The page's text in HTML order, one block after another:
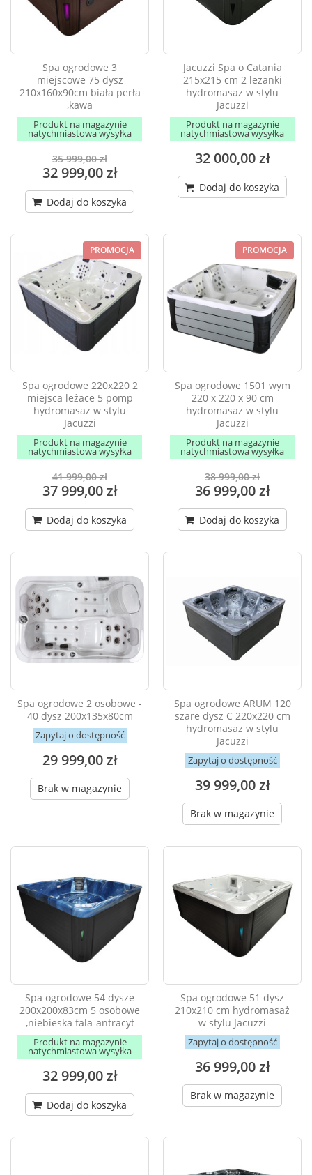
Spa ogrodowe 3
miejscowe 75 dysz
210x160x90cm biała perła
,kawa
Produkt na magazynie
natychmiastowa wysyłka
35 999,00 zł
32 999,00 zł
Dodaj do koszyka
Jacuzzi Spa o Catania
215x215 cm 2 lezanki
hydromasaz w stylu
Jacuzzi
Produkt na magazynie
natychmiastowa wysyłka
32 000,00 zł
Dodaj do koszyka
PROMOCJA
Spa ogrodowe 220x220 2
miejsca leżace 5 pomp
hydromasaz w stylu
Jacuzzi
Produkt na magazynie
natychmiastowa wysyłka
41 999,00 zł
37 999,00 zł
Dodaj do koszyka
PROMOCJA
Spa ogrodowe 1501 wym
220 x 220 x 90 cm
hydromasaz w stylu
Jacuzzi
Produkt na magazynie
natychmiastowa wysyłka
38 999,00 zł
36 999,00 zł
Dodaj do koszyka
Spa ogrodowe 2 osobowe -
40 dysz 200x135x80cm
Zapytaj o dostępność
29 999,00 zł
Brak w magazynie
Spa ogrodowe ARUM 120
szare dysz C 220x220 cm
hydromasaz w stylu
Jacuzzi
Zapytaj o dostępność
39 999,00 zł
Brak w magazynie
Spa ogrodowe 54 dysze
200x200x83cm 5 osobowe
,niebieska fala-antracyt
Produkt na magazynie
natychmiastowa wysyłka
32 999,00 zł
Dodaj do koszyka
Spa ogrodowe 51 dysz
210x210 cm hydromasaż
w stylu Jacuzzi
Zapytaj o dostępność
36 999,00 zł
Brak w magazynie